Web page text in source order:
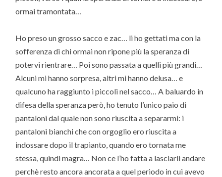
ormai tramontata…
Ho preso un grosso sacco e zac… li ho gettati ma con la
sofferenza di chi ormai non ripone più la speranza di
potervi rientrare… Poi sono passata a quelli più grandi…
Alcuni mi hanno sorpresa, altri mi hanno delusa… e
qualcuno ha raggiunto i piccoli nel sacco… A baluardo in
difesa della speranza però, ho tenuto l’unico paio di
pantaloni dal quale non sono riuscita a separarmi: i
pantaloni bianchi che con orgoglio ero riuscita a
indossare dopo il trapianto, quando ero tornata me
stessa, quindi magra… Non ce l’ho fatta a lasciarli andare
perchè resto ancora ancorata a quel periodo in cui avevo